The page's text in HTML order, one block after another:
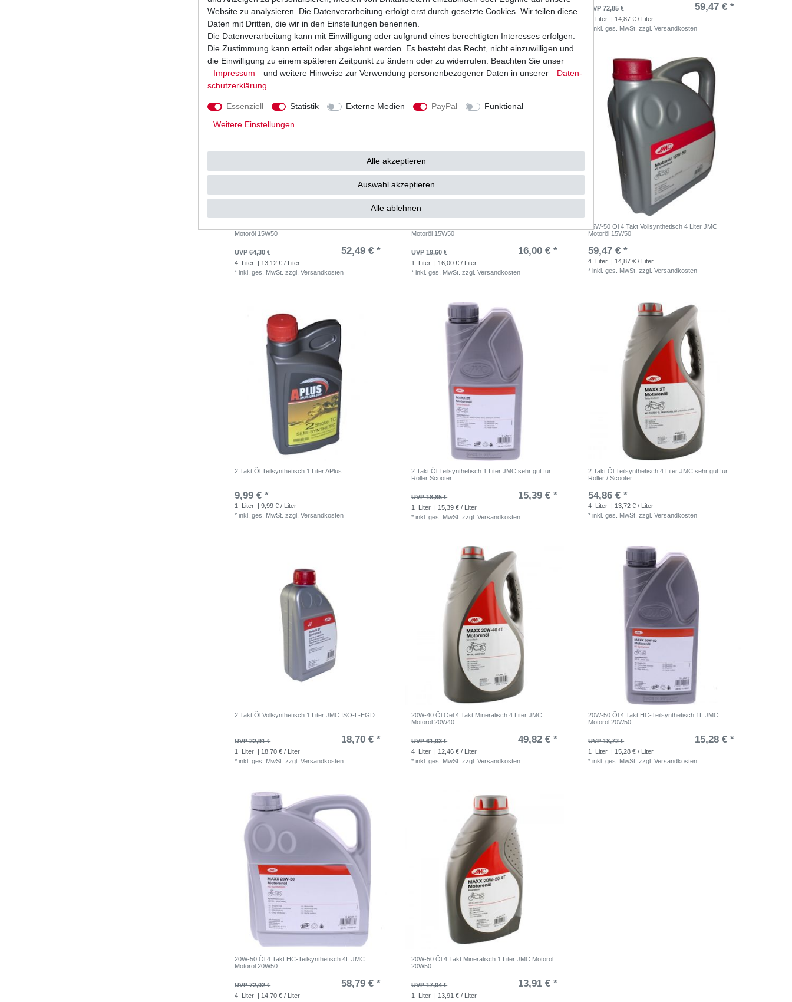
UVP 69,99 € 57,13 € *
*inkl. ges. MwSt.zzgl. Versandkosten
UVP 19,60 € 16,00 € *
*inkl. ges. MwSt.
UVP 72,85 € 59,47 € *
Liter | 14,87 € / Liter
inkl. ges. MwSt. zzgl.Versandkosten
Motoröl 15W50
UVP 64,30 € 52,49 € *
4 Liter
| 13,12 € / Liter
*inkl. ges. MwSt. zzgl.Versandkosten
Motoröl 15W50
UVP 19,60 € 16,00 € *
1 Liter
| 16,00 € / Liter
*inkl. ges. MwSt. zzgl.Versandkosten
15W-50 Öl 4 Takt Vollsynthetisch 4 Liter JMC
Motoröl 15W50
59,47 € *
4 Liter
| 14,87 € / Liter
*inkl. ges. MwSt. zzgl.Versandkosten
2 Takt Öl Teilsynthetisch 1 Liter APlus
9,99 € *
1 Liter | 9,99 € / Liter
*inkl. ges. MwSt. zzgl.Versandkosten
2 Takt Öl Teilsynthetisch 1 Liter JMC sehr gut für
Roller Scooter
UVP 18,85 € 15,39 € *
1 Liter | 15,39 € / Liter
*inkl. ges. MwSt. zzgl.Versandkosten
2 Takt Öl Teilsynthetisch 4 Liter JMC sehr gut für
Roller / Scooter
54,86 € *
4 Liter | 13,72 € / Liter
*inkl. ges. MwSt. zzgl.Versandkosten
2 Takt Öl Vollsynthetisch 1 Liter JMC ISO-L-EGD
UVP 22,91 € 18,70 € *
1 Liter | 18,70 € / Liter
*inkl. ges. MwSt. zzgl.Versandkosten
20W-40 Öl Oel 4 Takt Mineralisch 4 Liter JMC
Motoröl 20W40
UVP 61,03 € 49,82 € *
4 Liter | 12,46 € / Liter
*inkl. ges. MwSt. zzgl.Versandkosten
20W-50 Öl 4 Takt HC-Teilsynthetisch 1L JMC
Motoröl 20W50
UVP 18,72 € 15,28 € *
1 Liter | 15,28 € / Liter
*inkl. ges. MwSt. zzgl.Versandkosten
20W-50 Öl 4 Takt HC-Teilsynthetisch 4L JMC
Motoröl 20W50
UVP 72,02 € 58,79 € *
4 Liter
| 14,70 € / Liter
20W-50 Öl 4 Takt Mineralisch 1 Liter JMC Motoröl
20W50
UVP 17,04 € 13,91 € *
1 Liter
| 13,91 € / Liter
Website zu analysieren. Die Datenverarbeitung erfolgt erst durch gesetzte Cookies. Wir teilen diese
Daten mit Dritten, die wir in den Einstellungen benennen.
Die Datenverarbeitung kann mit Einwilligung oder aufgrund eines berechtigten Interesses erfolgen.
Die Zustimmung kann erteilt oder abgelehnt werden. Es besteht das Recht, nicht einzuwilligen und
die Einwilligung zu einem späteren Zeitpunkt zu ändern oder zu widerrufen. Beachten Sie unser
Impressum
und weitere Hinweise zur Verwendung personenbezogener Daten in unserer
Daten­
schutz­erklärung
Essenziell Statistik Externe Medien PayPal
Funktional
Weitere Einstellungen
Alle akzeptieren
Auswahl akzeptieren
Alle ablehnen